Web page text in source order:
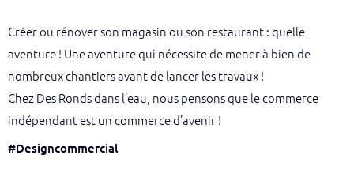
Créer ou rénover son magasin ou son restaurant : quelle
aventure ! Une aventure qui nécessite de mener à bien de
nombreux chantiers avant de lancer les travaux !
Chez Des Ronds dans l’eau, nous pensons que le commerce
indépendant est un commerce d’avenir !
#Designcommercial